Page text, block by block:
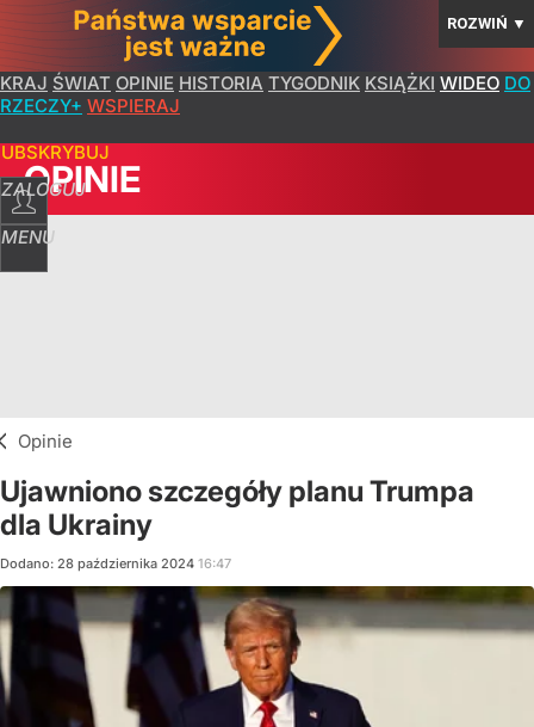
ROZWIŃ ▼
KRAJ ŚWIAT OPINIE HISTORIA TYGODNIK KSIĄŻKI WIDEO DO
RZECZY+ WSPIERAJ
ZALOGUJ
MENU
OPINIE
Opinie
Ujawniono szczegóły planu Trumpa
dla Ukrainy
Dodano: 28 października 2024 16:47